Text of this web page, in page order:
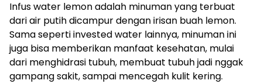
Infus water lemon adalah minuman yang terbuat
dari air putih dicampur dengan irisan buah lemon.
Sama seperti invested water lainnya, minuman ini
juga bisa memberikan manfaat kesehatan, mulai
dari menghidrasi tubuh, membuat tubuh jadi nggak
gampang sakit, sampai mencegah kulit kering.